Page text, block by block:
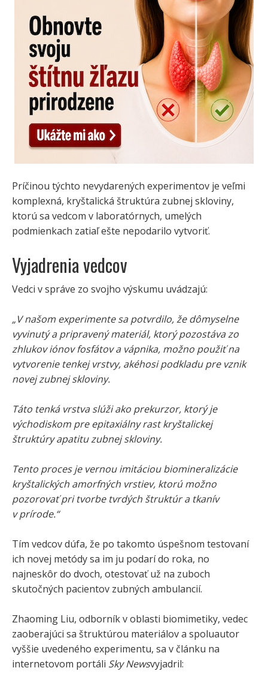
Príčinou týchto nevydarených experimentov je veľmi
komplexná, kryštalická štruktúra zubnej skloviny,
ktorú sa vedcom v laboratórnych, umelých
podmienkach zatiaľ ešte nepodarilo vytvoriť.
Vyjadrenia vedcov
Vedci v správe zo svojho výskumu uvádzajú:
„V našom experimente sa potvrdilo, že dômyselne
vyvinutý a pripravený materiál, ktorý pozostáva zo
zhlukov iónov fosfátov a vápnika, možno použiť na
vytvorenie tenkej vrstvy, akéhosi podkladu pre vznik
novej zubnej skloviny.
Táto tenká vrstva slúži ako prekurzor, ktorý je
východiskom pre epitaxiálny rast kryštalickej
štruktúry apatitu zubnej skloviny.
Tento proces je vernou imitáciou biomineralizácie
kryštalických amorfných vrstiev, ktorú možno
pozorovať pri tvorbe tvrdých štruktúr a tkanív
v prírode.“
Tím vedcov dúfa, že po takomto úspešnom testovaní
ich novej metódy sa im ju podarí do roka, no
najneskôr do dvoch, otestovať už na zuboch
skutočných pacientov zubných ambulancií.
Zhaoming Liu, odborník v oblasti biomimetiky, vedec
zaoberajúci sa štruktúrou materiálov a spoluautor
vyššie uvedeného experimentu, sa v článku na
internetovom portáli Sky Newsvyjadril: